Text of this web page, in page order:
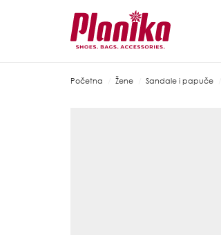
Početna Žene Sandale i papuče